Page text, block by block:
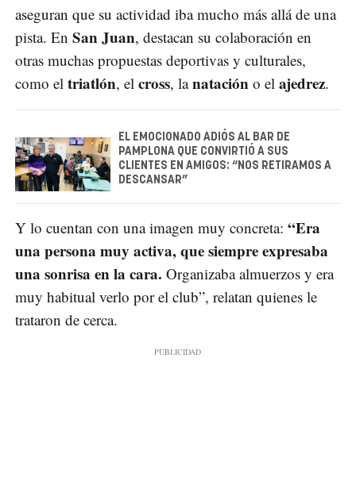
aseguran que su actividad iba mucho más allá de una
pista. En San Juan, destacan su colaboración en
otras muchas propuestas deportivas y culturales,
como el triatlón, el cross, lanatación o el ajedrez.
EL EMOCIONADO ADIÓS AL BAR DE
PAMPLONA QUE CONVIRTIÓ A SUS
CLIENTES EN AMIGOS: “NOS RETIRAMOS A
DESCANSAR”
Y lo cuentan con una imagen muy concreta: “Era
una persona muy activa, que siempre expresaba
una sonrisa en la cara. Organizaba almuerzos y era
muy habitual verlo por el club”, relatan quienes le
trataron de cerca.